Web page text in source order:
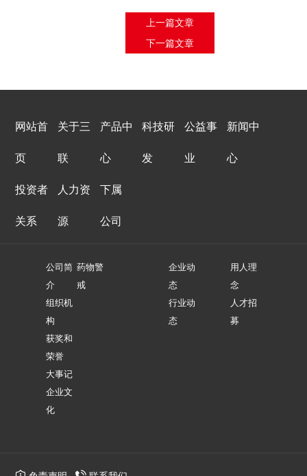
上一篇文章
下一篇文章
网站首
页
关于三
联
产品中
心
科技研
发
公益事
业
新闻中
心
投资者
关系
人力资
源
下属
公司
公司简
介
组织机
构
获奖和
荣誉
大事记
企业文
化
药物警
戒
企业动
态
行业动
态
用人理
念
人才招
募